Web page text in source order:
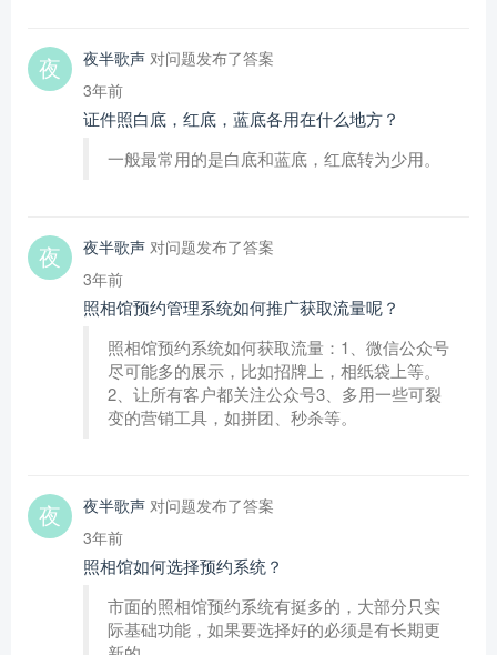
夜半歌声 对问题发布了答案
3年前
证件照白底，红底，蓝底各用在什么地方？
一般最常用的是白底和蓝底，红底转为少用。
夜半歌声 对问题发布了答案
3年前
照相馆预约管理系统如何推广获取流量呢？
照相馆预约系统如何获取流量：1、微信公众号
尽可能多的展示，比如招牌上，相纸袋上等。
2、让所有客户都关注公众号3、多用一些可裂
变的营销工具，如拼团、秒杀等。
夜半歌声 对问题发布了答案
3年前
照相馆如何选择预约系统？
市面的照相馆预约系统有挺多的，大部分只实
际基础功能，如果要选择好的必须是有长期更